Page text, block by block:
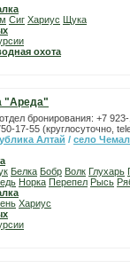
Сиг Хариус Щука
охота
"Ареда"
отдел бронирования: +7
17-55 (круглосуточно,
Алтай / село Чемал
Белка Бобр Волк Глухарь
Норка Перепел Рысь
Хариус